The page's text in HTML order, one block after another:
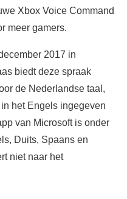
Xbox Voice Command
meer gamers.
2017 in
biedt deze spraak
de Nederlandse taal,
het Engels ingegeven
van Microsoft is onder
Duits, Spaans en
niet naar het